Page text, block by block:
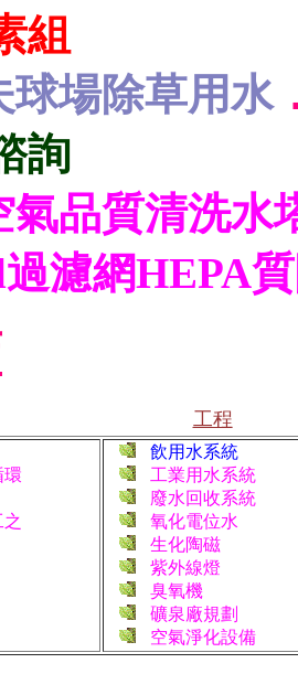
組
球場除草用水
詢
氣品質清洗水
濾網HEPA
工程
環
飲用水系統
工業用水系統
廢水回收系統
氧化電位水
生化陶磁
紫外線燈
臭氧機
礦泉廠規劃
空氣淨化設備